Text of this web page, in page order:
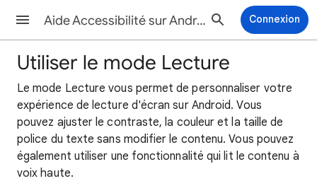
Aide Accessibilité sur Android Connexion
Utiliser le mode Lecture
Le mode Lecture vous permet de personnaliser votre
expérience de lecture d'écran sur Android. Vous
pouvez ajuster le contraste, la couleur et la taille de
police du texte sans modifier le contenu. Vous pouvez
également utiliser une fonctionnalité qui lit le contenu à
voix haute.